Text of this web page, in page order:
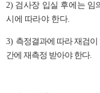
2) 검사장 입실 후에는 임
시에 따라야 한다.
3) 측정결과에 따라 재검이
간에 재측정 받아야 한다.